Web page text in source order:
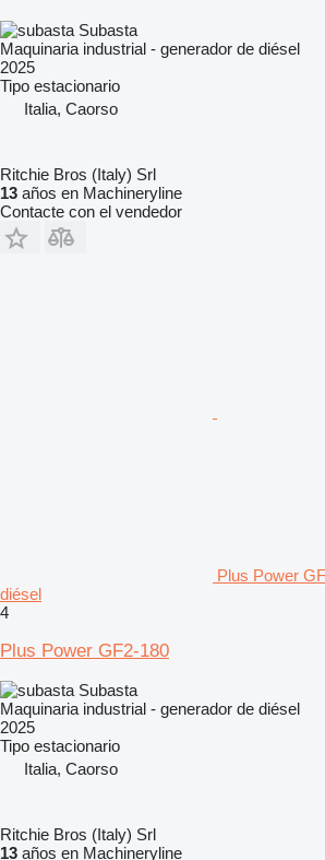
Subasta
Maquinaria industrial - generador de diésel
2025
Tipo estacionario
Italia, Caorso
Ritchie Bros (Italy) Srl
13 años en Machineryline
Contacte con el vendedor
Plus Power
diésel
4
Plus Power GF2-180
Subasta
Maquinaria industrial - generador de diésel
2025
Tipo estacionario
Italia, Caorso
Ritchie Bros (Italy) Srl
13 años en Machineryline